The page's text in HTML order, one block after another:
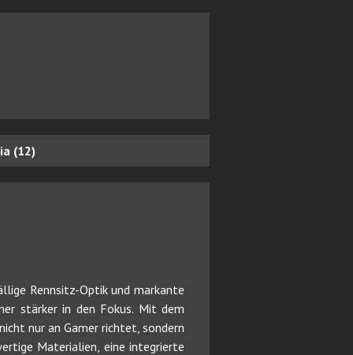
(12)
Rennsitz-Optik und markante
stärker in den Fokus. Mit dem
nur an Gamer richtet, sondern
Materialien, eine integrierte